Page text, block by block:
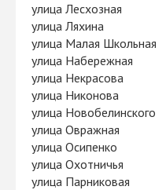
улица Лесхозная
улица Ляхина
улица Малая Школьная
улица Набережная
улица Некрасова
улица Никонова
улица Новобелинского
улица Овражная
улица Осипенко
улица Охотничья
улица Парниковая